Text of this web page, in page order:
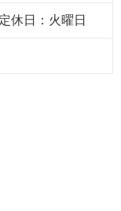
休日：火曜日